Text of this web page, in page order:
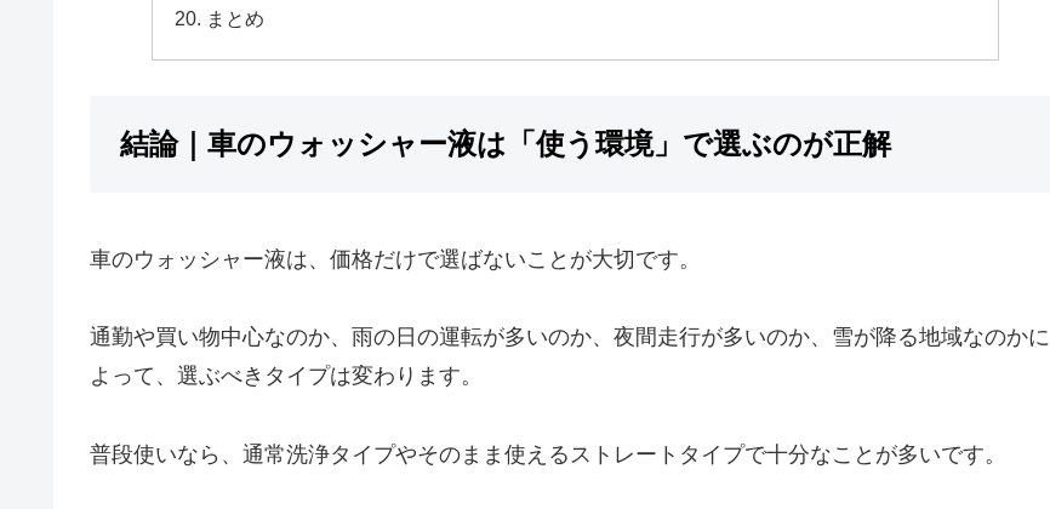
まとめ
結論｜車のウォッシャー液は「使う環境」で選ぶのが正解
車のウォッシャー液は、価格だけで選ばないことが大切です。
通勤や買い物中心なのか、雨の日の運転が多いのか、夜間走行が多いのか、雪が降る地域なのかに
よって、選ぶべきタイプは変わります。
普段使いなら、通常洗浄タイプやそのまま使えるストレートタイプで十分なことが多いです。